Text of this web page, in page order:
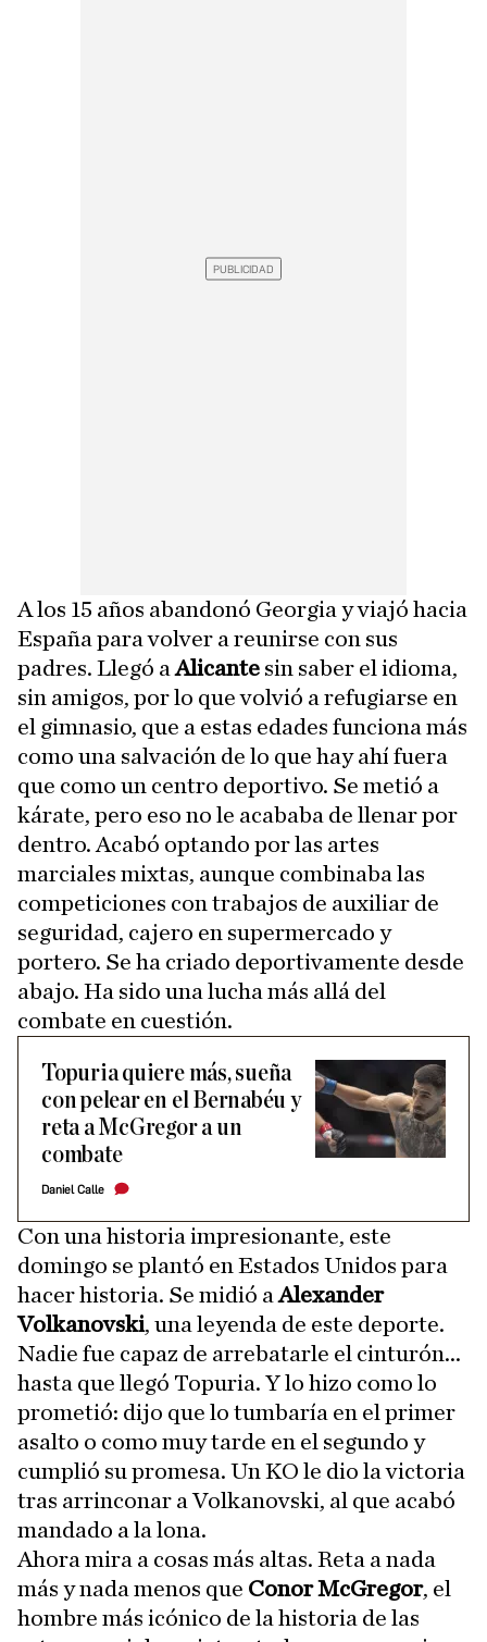
A los 15 años abandonó Georgia y viajó hacia
España para volver a reunirse con sus
padres. Llegó aAlicante sin saber el idioma,
sin amigos, por lo que volvió a refugiarse en
el gimnasio, que a estas edades funciona más
como una salvación de lo que hay ahí fuera
que como un centro deportivo. Se metió a
kárate, pero eso no le acababa de llenar por
dentro. Acabó optando por las artes
marciales mixtas, aunque combinaba las
competiciones con trabajos de auxiliar de
seguridad, cajero en supermercado y
portero. Se ha criado deportivamente desde
abajo. Ha sido una lucha más allá del
combate en cuestión.
Topuria quiere más, sueña
con pelear en el Bernabéu y
reta a McGregor a un
combate
Daniel Calle
Con una historia impresionante, este
domingo se plantó en Estados Unidos para
hacer historia. Se midió aAlexander
Volkanovski, una leyenda de este deporte.
Nadie fue capaz de arrebatarle el cinturón...
hasta que llegó Topuria. Y lo hizo como lo
prometió: dijo que lo tumbaría en el primer
asalto o como muy tarde en el segundo y
cumplió su promesa. Un KO le dio la victoria
tras arrinconar a Volkanovski, al que acabó
mandado a la lona.
Ahora mira a cosas más altas. Reta a nada
más y nada menos que Conor McGregor, el
hombre más icónico de la historia de las